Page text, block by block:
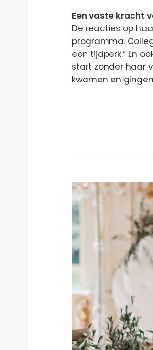
Een vaste kracht
De reacties op
programma.
een tijdperk.” En
start zonder haar
kwamen en